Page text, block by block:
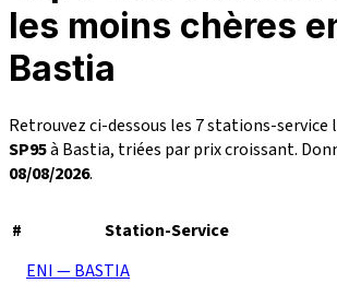
les moins chères
Bastia
Retrouvez ci-dessous les 7 stations-service
SP95à Bastia, triées par prix croissant.
08/08/2026.
# Station-Service
ENI — BASTIA